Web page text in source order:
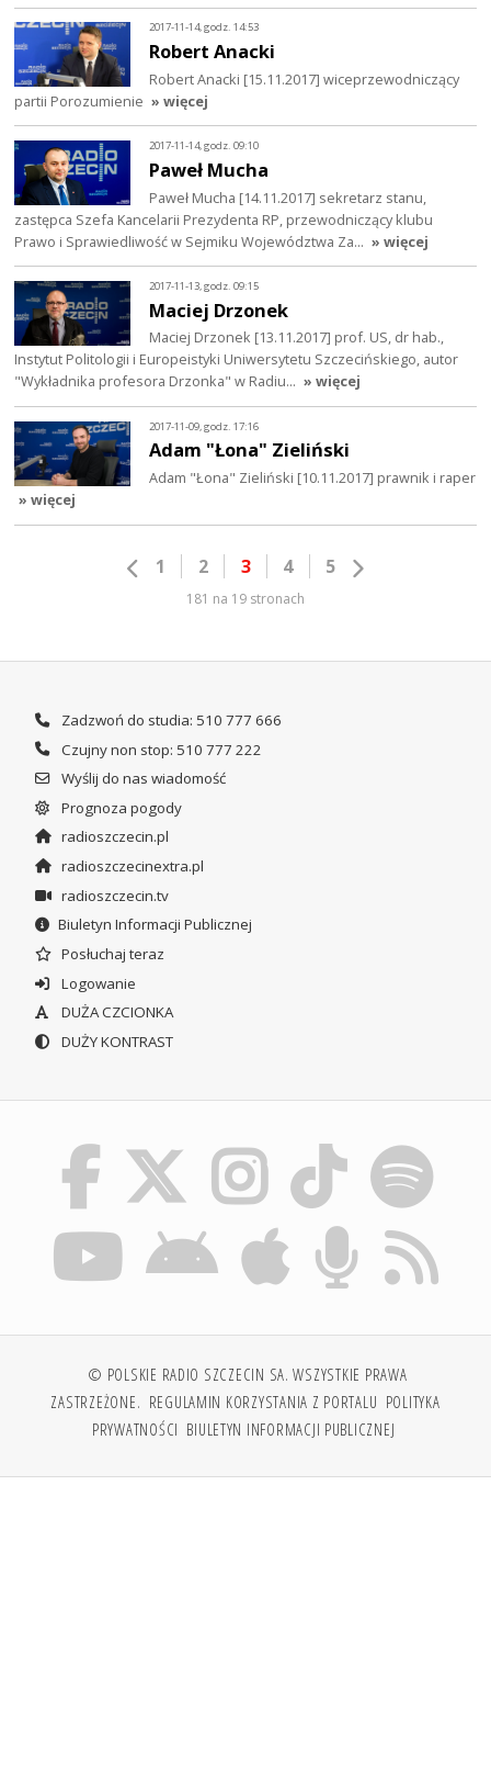
2017-11-14, godz. 14:53
Robert Anacki
Robert Anacki [15.11.2017] wiceprzewodniczący
partii Porozumienie » więcej
2017-11-14, godz. 09:10
Paweł Mucha
Paweł Mucha [14.11.2017] sekretarz stanu,
zastępca Szefa Kancelarii Prezydenta RP, przewodniczący klubu
Prawo i Sprawiedliwość w Sejmiku Województwa Za… » więcej
2017-11-13, godz. 09:15
Maciej Drzonek
Maciej Drzonek [13.11.2017] prof. US, dr hab.,
Instytut Politologii i Europeistyki Uniwersytetu Szczecińskiego, autor
"Wykładnika profesora Drzonka" w Radiu… » więcej
2017-11-09, godz. 17:16
Adam "Łona" Zieliński
Adam "Łona" Zieliński [10.11.2017] prawnik i raper
» więcej
1 2 3 4 5
181 na 19 stronach
Zadzwoń do studia: 510 777 666
Czujny non stop: 510 777 222
Wyślij do nas wiadomość
Prognoza pogody
radioszczecin.pl
radioszczecinextra.pl
radioszczecin.tv
Biuletyn Informacji Publicznej
Posłuchaj teraz
Logowanie
DUŻA CZCIONKA
DUŻY KONTRAST
© POLSKIE RADIO SZCZECIN SA. WSZYSTKIE PRAWA
ZASTRZEŻONE. REGULAMIN KORZYSTANIA Z PORTALU POLITYKA
PRYWATNOŚCI BIULETYN INFORMACJI PUBLICZNEJ